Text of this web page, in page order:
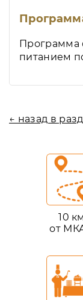
Программа
питанием
← назад в
10 км
от